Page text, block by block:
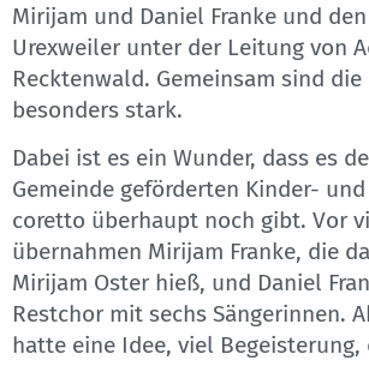
Mirijam und Daniel Franke und
Urexweiler unter der Leitung von
Recktenwald. Gemeinsam sind die
besonders stark.
Dabei ist es ein Wunder, dass es
Gemeinde geförderten Kinder-
coretto überhaupt noch gibt. Vor
übernahmen Mirijam Franke, die
Mirijam Oster hieß, und Daniel
Restchor mit sechs Sängerinnen.
hatte eine Idee, viel Begeisterung,